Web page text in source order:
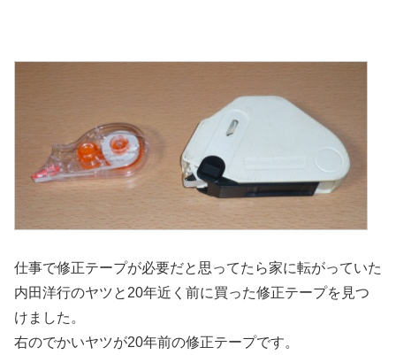
仕事で修正テープが必要だと思ってたら家に転がっていた
内田洋行のヤツと20年近く前に買った修正テープを見つ
けました。
右のでかいヤツが20年前の修正テープです。